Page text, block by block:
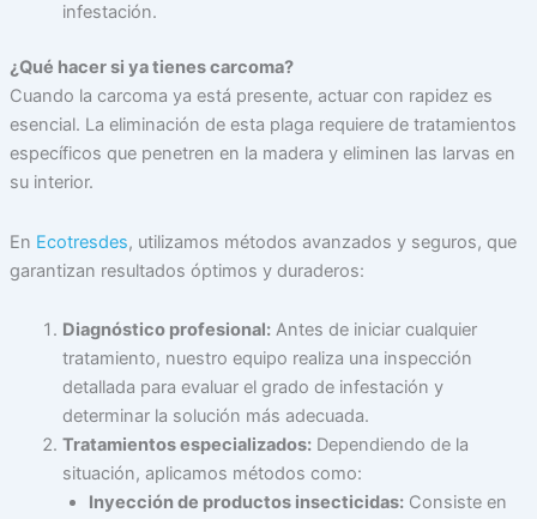
infestación.
¿Qué hacer si ya tienes carcoma?
Cuando la carcoma ya está presente, actuar con rapidez es
esencial. La eliminación de esta plaga requiere de tratamientos
específicos que penetren en la madera y eliminen las larvas en
su interior.
En Ecotresdes, utilizamos métodos avanzados y seguros, que
garantizan resultados óptimos y duraderos:
Diagnóstico profesional:Antes de iniciar cualquier
tratamiento, nuestro equipo realiza una inspección
detallada para evaluar el grado de infestación y
determinar la solución más adecuada.
Tratamientos especializados:Dependiendo de la
situación, aplicamos métodos como:
Inyección de productos insecticidas:Consiste en